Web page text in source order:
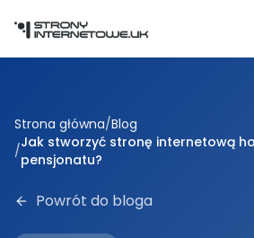
Strona główna/Blog
/Jak stworzyć stronę internetową
pensjonatu?
Powrót do bloga